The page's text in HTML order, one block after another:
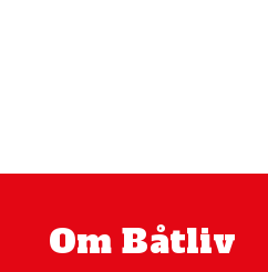
Om Båtliv